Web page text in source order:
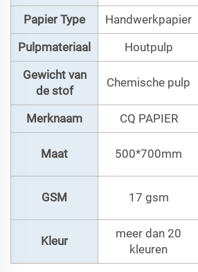
Papier Type Handwerkpapier
Pulpmateriaal
Houtpulp
Gewicht van
de stof
Chemische pulp
Merknaam
CQ PAPIER
Maat 500*700mm
GSM 17 gsm
Kleur
meer dan 20
kleuren